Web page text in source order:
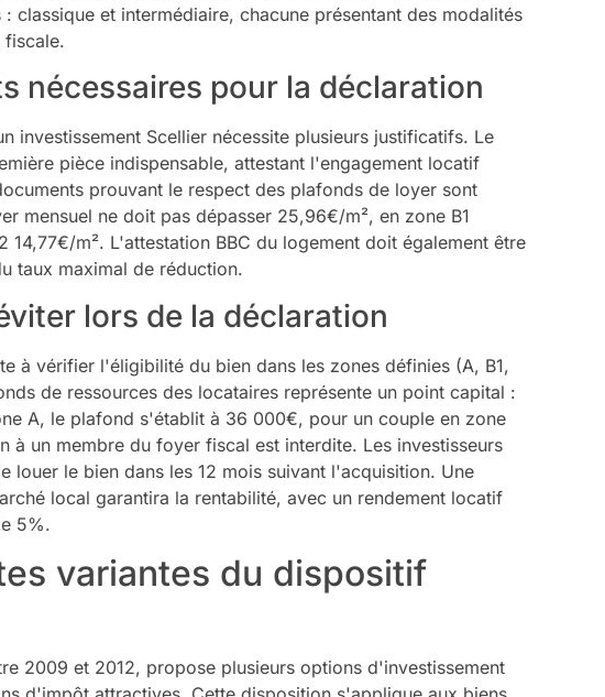
classique et intermédiaire, chacune présentant des modalités
fiscale.
nécessaires pour la déclaration
investissement Scellier nécessite plusieurs justificatifs. Le
pièce indispensable, attestant l'engagement locatif
prouvant le respect des plafonds de loyer sont
mensuel ne doit pas dépasser 25,96€/m², en zone B1
14,77€/m². L'attestation BBC du logement doit également être
taux maximal de réduction.
lors de la déclaration
à vérifier l'éligibilité du bien dans les zones définies (A, B1,
de ressources des locataires représente un point capital :
A, le plafond s'établit à 36 000€, pour un couple en zone
à un membre du foyer fiscal est interdite. Les investisseurs
louer le bien dans les 12 mois suivant l'acquisition. Une
local garantira la rentabilité, avec un rendement locatif
5%.
variantes du dispositif
2009 et 2012, propose plusieurs options d'investissement